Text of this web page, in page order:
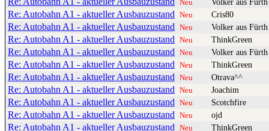
Neu Volker aus Fürth
Re: Autobahn A1 - aktueller Ausbauzustand Neu Cris80
Re: Autobahn A1 - aktueller Ausbauzustand Neu Volker aus Fürth
Re: Autobahn A1 - aktueller Ausbauzustand Neu ThinkGreen
Re: Autobahn A1 - aktueller Ausbauzustand Neu Volker aus Fürth
Re: Autobahn A1 - aktueller Ausbauzustand Neu ThinkGreen
Re: Autobahn A1 - aktueller Ausbauzustand Neu Otrava^^
Re: Autobahn A1 - aktueller Ausbauzustand Neu Joachim
Re: Autobahn A1 - aktueller Ausbauzustand Neu Scotchfire
Re: Autobahn A1 - aktueller Ausbauzustand Neu ojd
Re: Autobahn A1 - aktueller Ausbauzustand Neu ThinkGreen